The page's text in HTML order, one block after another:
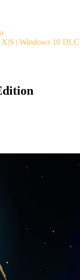
| Windows 10 DLC